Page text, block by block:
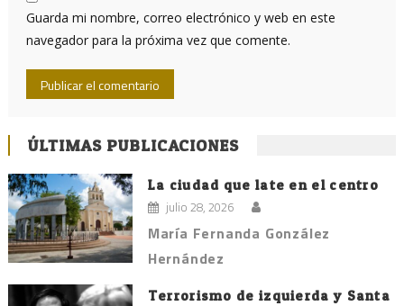
Guarda mi nombre, correo electrónico y web en este
navegador para la próxima vez que comente.
ÚLTIMAS PUBLICACIONES
La ciudad que late en el centro
julio 28, 2026
María Fernanda González
Hernández
Terrorismo de izquierda y Santa